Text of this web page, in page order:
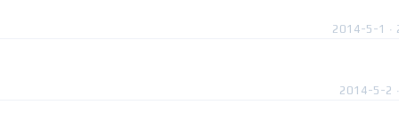
2014-5-1 ·
2014-5-2